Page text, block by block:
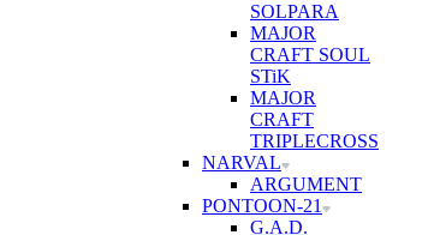
SOLPARA
MAJOR
CRAFT SOUL
STiK
MAJOR
CRAFT
TRIPLECROSS
NARVAL
ARGUMENT
PONTOON-21
G.A.D.